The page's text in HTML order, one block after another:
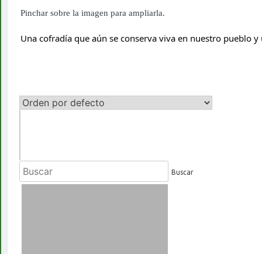
Pinchar sobre la imagen para ampliarla.
Una cofradía que aún se conserva viva en nuestro pueblo
Buscar